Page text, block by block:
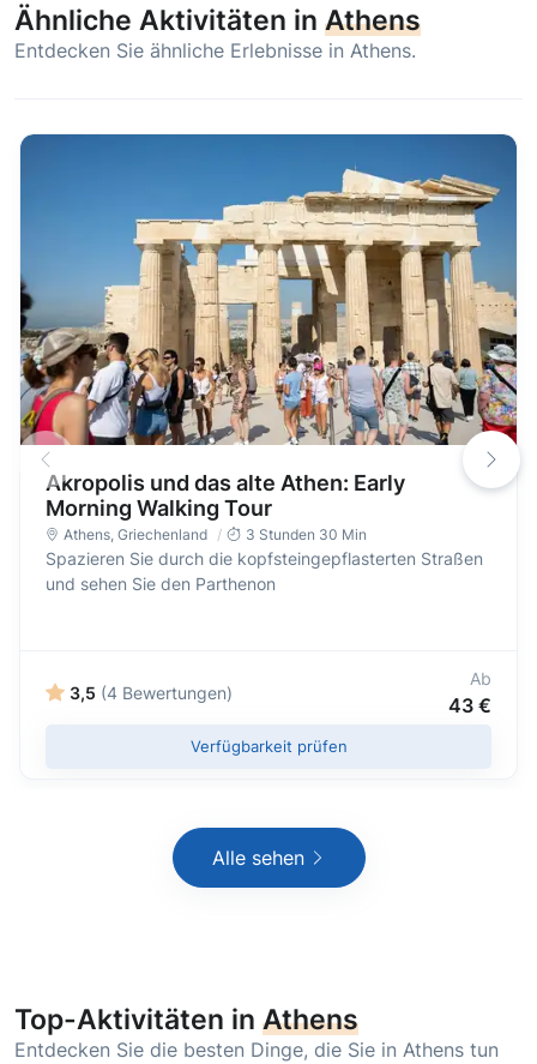
Ähnliche Aktivitäten in Athens
Entdecken Sie ähnliche Erlebnisse in Athens.
Akropolis und das alte Athen: Early
Morning Walking Tour
Athens, Griechenland 3 Stunden 30 Min
Spazieren Sie durch die kopfsteingepflasterten Straßen
und sehen Sie den Parthenon
3,5 (4 Bewertungen)
Ab
43 €
Verfügbarkeit prüfen
Alle sehen
Top-Aktivitäten in Athens
Entdecken Sie die besten Dinge, die Sie in Athens tun